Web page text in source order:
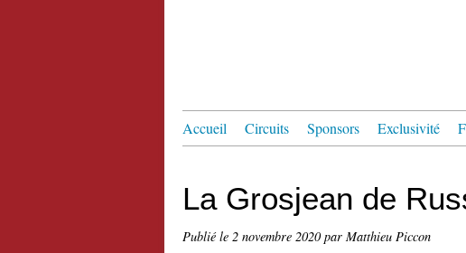
Accueil Circuits Sponsors Exclusivité
La Grosjean de
Publié le 2 novembre 2020par Matthieu Piccon